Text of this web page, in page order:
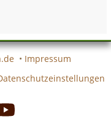
• Impressum